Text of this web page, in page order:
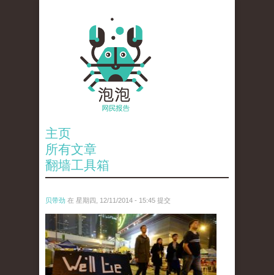
主页
所有文章
翻墙工具箱
贝带劲 在 星期四, 12/11/2014 - 15:45 提交
reporters_18475535.jpg